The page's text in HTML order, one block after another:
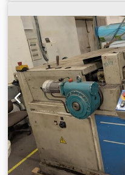
Ražots: Igaunijā
mm Profila mala: 50 mm
Minimālais velmējamā
Maksimālais velmējamā
starp veltņiem: 300 mm
Iekārtai nav giljotīnas,
vienkārša, ar divām
sniegsim papildus